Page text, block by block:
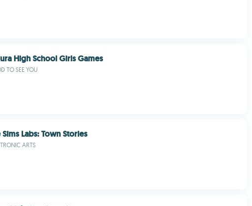
High School Girls Games
TO SEE YOU
Sims Labs: Town Stories
ARTS